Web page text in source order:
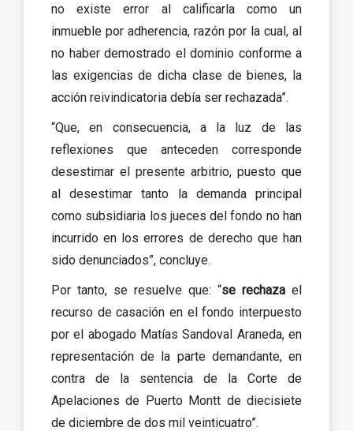
no existe error al calificarla como un
inmueble por adherencia, razón por la cual, al
no haber demostrado el dominio conforme a
las exigencias de dicha clase de bienes, la
acción reivindicatoria debía ser rechazada”.
“Que, en consecuencia, a la luz de las
reflexiones que anteceden corresponde
desestimar el presente arbitrio, puesto que
al desestimar tanto la demanda principal
como subsidiaria los jueces del fondo no han
incurrido en los errores de derecho que han
sido denunciados”, concluye.
Por tanto, se resuelve que: “se rechaza el
recurso de casación en el fondo interpuesto
por el abogado Matías Sandoval Araneda, en
representación de la parte demandante, en
contra de la sentencia de la Corte de
Apelaciones de Puerto Montt de diecisiete
de diciembre de dos mil veinticuatro”.